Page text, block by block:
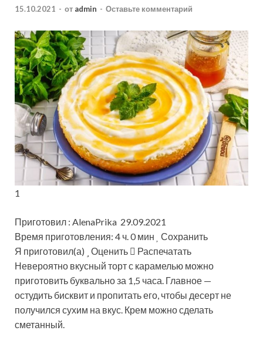
15.10.2021 - от admin - Оставьте комментарий
1
Приготовил : AlenaPrika 29.09.2021
Время приготовления: 4 ч. 0 мин
Сохранить
Я приготовил(а)
Оценить
Распечатать
Невероятно вкусный торт с карамелью можно
приготовить буквально за 1,5 часа. Главное —
остудить бисквит и пропитать его, чтобы десерт не
получился сухим на вкус. Крем можно сделать
сметанный.